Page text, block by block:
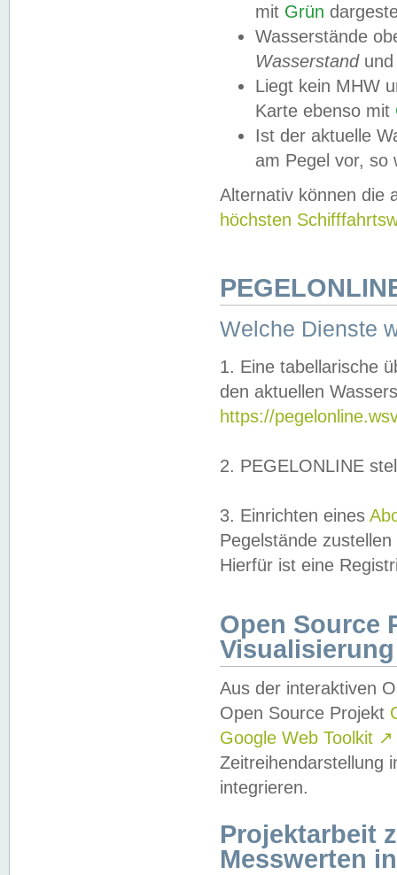
mit Grün
Wasserstände
Wasserstandund
Liegt kein MHW
Karte ebenso mit
Ist der aktuelle
am Pegel vor,
Alternativ können die
höchsten
Welche Dienste
1. Eine tabellarische
den aktuellen
https://
2. PEGELONLINE
3. Einrichten eines
Pegelstände
Hierfür ist eine
Open Source
Visualisierung
Aus der interaktiven
Open Source Projekt
Google Web Toolkit ↗
Zeitreihendarstellung
integrieren.
Projektarbeit
Messwerten